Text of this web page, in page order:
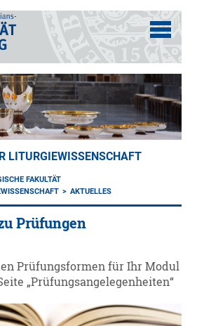
LITURGIEWISSENSCHAFT
FAKULTÄT
AKTUELLES
Prüfungen
Prüfungsformen für Ihr Modul
„Prüfungsangelegenheiten“